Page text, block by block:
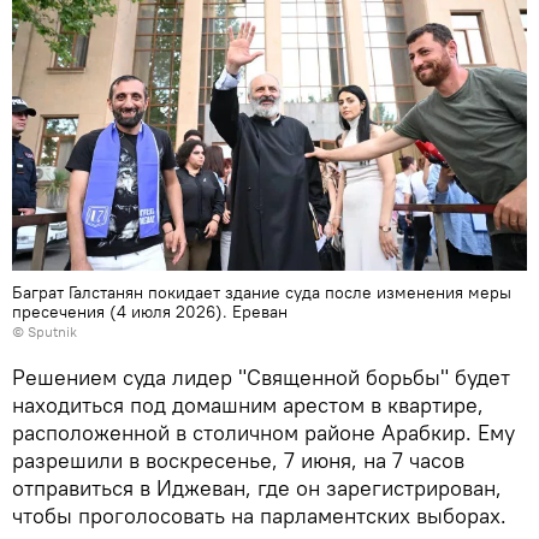
Баграт Галстанян покидает здание суда после изменения меры
пресечения (4 июля 2026). Еревaн
© Sputnik
Решением суда лидер "Священной борьбы" будет
находиться под домашним арестом в квартире,
расположенной в столичном районе Арабкир. Ему
разрешили в воскресенье, 7 июня, на 7 часов
отправиться в Иджеван, где он зарегистрирован,
чтобы проголосовать на парламентских выборах.